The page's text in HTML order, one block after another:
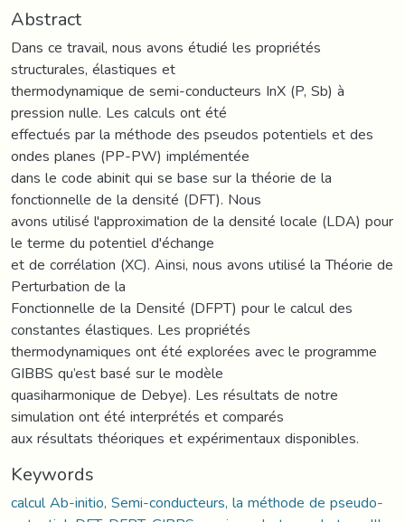
Abstract
Dans ce travail, nous avons étudié les propriétés
structurales, élastiques et
thermodynamique de semi-conducteurs InX (P, Sb) à
pression nulle. Les calculs ont été
effectués par la méthode des pseudos potentiels et des
ondes planes (PP-PW) implémentée
dans le code abinit qui se base sur la théorie de la
fonctionnelle de la densité (DFT). Nous
avons utilisé l'approximation de la densité locale (LDA) pour
le terme du potentiel d'échange
et de corrélation (XC). Ainsi, nous avons utilisé la Théorie de
Perturbation de la
Fonctionnelle de la Densité (DFPT) pour le calcul des
constantes élastiques. Les propriétés
thermodynamiques ont été explorées avec le programme
GIBBS qu’est basé sur le modèle
quasiharmonique de Debye). Les résultats de notre
simulation ont été interprétés et comparés
aux résultats théoriques et expérimentaux disponibles.
Keywords
calcul Ab-initio, Semi-conducteurs, la méthode de pseudo-